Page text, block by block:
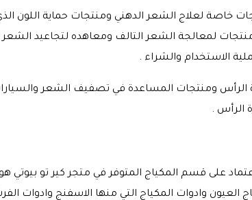
خاصة لعلاج الشعر الدهني ومنتجات حماية اللون
لمعالجة الشعر التالف ومعاهده لتجاعيد الشعر
الاستخدام والشراء .
الرأس ومنتجات المساعدة في تصفيف الشعر
الرأس .
على قسم المكياج المتوفر في متجر كير تو
العيون وادوات المكياج التي منها الاسفنج وادوات